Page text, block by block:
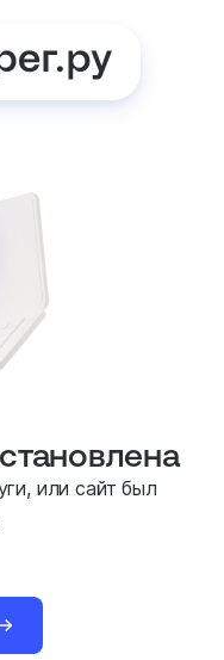
или сайт был